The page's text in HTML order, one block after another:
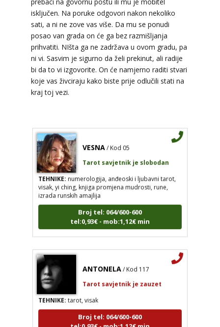
isključen. Na poruke odgovori nakon nekoliko
sati, a ni ne zove vas više. Da mu se ponudi
posao van grada on će ga bez razmišljanja
prihvatiti. NIšta ga ne zadržava u ovom gradu, pa
ni vi. Sasvim je sigurno da želi prekinut, ali radije
bi da to vi izgovorite. On će namjerno raditi stvari
koje vas živciraju kako biste prije odlučili stati na
kraj toj vezi.
ELA/ Kod 151
Tarot savjetnik je zauzet
TEHNIKE: astrologija, tarot, numerološki tarot,
visak, feng shui numerologija, anđeoski brojevi,
tumačenje snova, rune, kristali, reiki, terapija
bojama, anđeoske karte, iscjeljivanje anđeoskim
energijama
Broj tel: 064/600-600
VESNA / Kod 05
Tarot savjetnik je slobodan
TEHNIKE:numerologija, anđeoski i ljubavni tarot,
visak, yi ching, knjiga promjena mudrosti, rune,
izrada runskih amajlija
Broj tel: 064/600-600
tel:0,93€ - mob:1,12€ min
ANTONELA / Kod 117
Tarot savjetnik je zauzet
TEHNIKE:tarot, visak
Broj tel: 064/600-600
tel:0,93€ - mob:1,12€ min